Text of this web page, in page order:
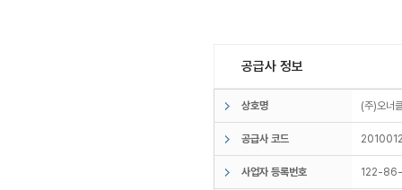
공급사 정보
상호명 (주)오
공급사 코드
사업자 등록번호 122-